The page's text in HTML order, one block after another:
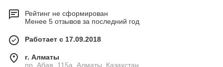
Рейтинг не сформирован
Менее 5 отзывов за последний год
Работает с 17.09.2018
г. Алматы
пр. Абая, 115а, Алматы, Казахстан